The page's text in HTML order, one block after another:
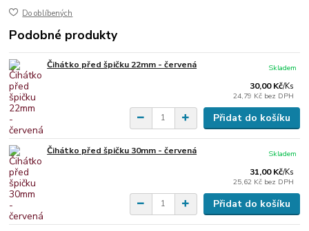
Do oblíbených
Podobné produkty
Čihátko před špičku 22mm - červená
30,00 Kč/Ks
24,79 Kč bez DPH
Skladem
Přidat do košíku
Čihátko před špičku 30mm - červená
31,00 Kč/Ks
25,62 Kč bez DPH
Skladem
Přidat do košíku